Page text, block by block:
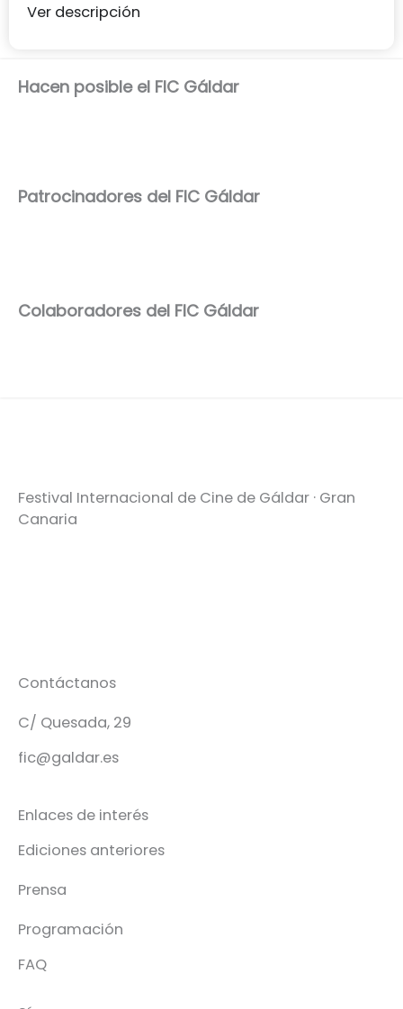
Ver descripción
Hacen posible el FIC Gáldar
Patrocinadores del FIC Gáldar
Colaboradores del FIC Gáldar
Festival Internacional de Cine de Gáldar · Gran
Canaria
Contáctanos
C/ Quesada, 29
fic@galdar.es
Enlaces de interés
Ediciones anteriores
Prensa
Programación
FAQ